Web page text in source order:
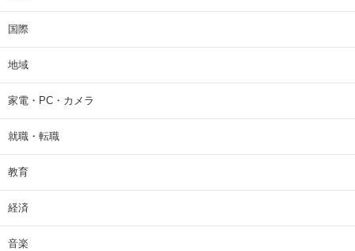
国際
地域
家電・PC・カメラ
就職・転職
教育
経済
音楽